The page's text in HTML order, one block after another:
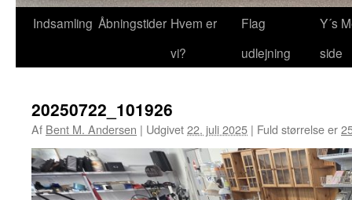
Hop
Indsamling Åbningstider Hvem er
vi?
Flag
udlejning
Y´s
side
20250722_101926
Af Bent M. Andersen | Udgivet22. juli 2025 | Fuld størrelse er